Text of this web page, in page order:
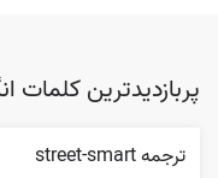
پربازدیدترین کلمات
ترجمه street-smart